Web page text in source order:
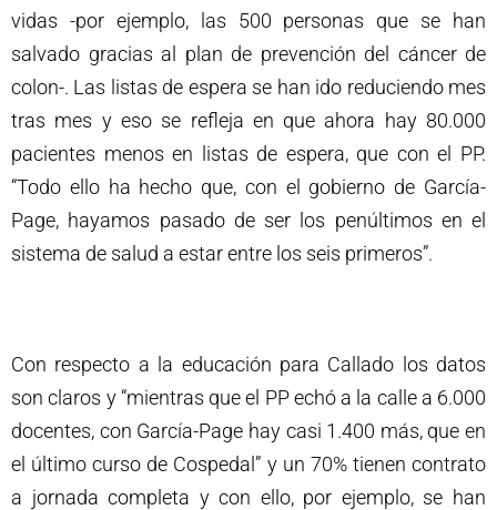
vidas -por ejemplo, las 500 personas que se han
salvado gracias al plan de prevención del cáncer de
colon-. Las listas de espera se han ido reduciendo mes
tras mes y eso se refleja en que ahora hay 80.000
pacientes menos en listas de espera, que con el PP.
“Todo ello ha hecho que, con el gobierno de García-
Page, hayamos pasado de ser los penúltimos en el
sistema de salud a estar entre los seis primeros”.
Con respecto a la educación para Callado los datos
son claros y “mientras que el PP echó a la calle a 6.000
docentes, con García-Page hay casi 1.400 más, que en
el último curso de Cospedal” y un 70% tienen contrato
a jornada completa y con ello, por ejemplo, se han